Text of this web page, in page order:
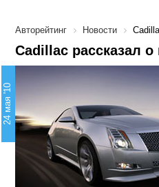
Авторейтинг Новости
Cadillac рассказал
24 мая '10